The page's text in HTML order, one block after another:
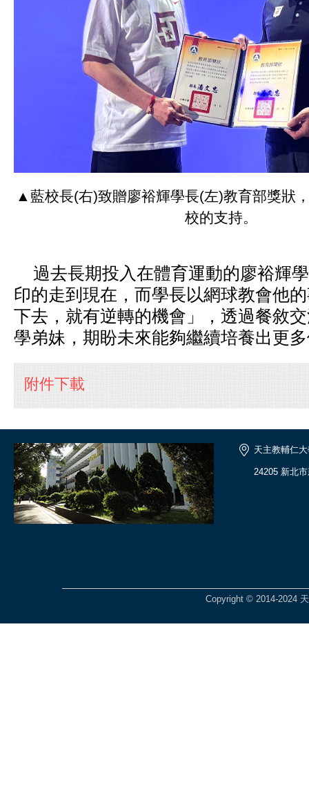
▲藍校長(右)致贈廖裕輝學長(左)教育部獎狀
校的支持。
過去長期投入在體育運動的廖裕輝
印的走到現在，而學長以網球教會他
下去，就有逆轉的機會」，透過餐敘
學弟妹，期盼未來能夠繼續培養出更
附件下載
天主教輔仁
24205 新北
Copyright © 2014-2024